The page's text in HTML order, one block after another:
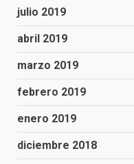
julio 2019
abril 2019
marzo 2019
febrero 2019
enero 2019
diciembre 2018